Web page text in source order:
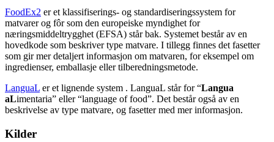
FoodEx2 er et klassifiserings- og standardiseringssystem for
matvarer og fôr som den europeiske myndighet for
næringsmiddeltrygghet (EFSA) står bak. Systemet består av en
hovedkode som beskriver type matvare. I tillegg finnes det fasetter
som gir mer detaljert informasjon om matvaren, for eksempel om
ingredienser, emballasje eller tilberedningsmetode.
LanguaL er et lignende system . LanguaL står for “Langua
aLimentaria” eller “language of food”. Det består også av en
beskrivelse av type matvare, og fasetter med mer informasjon.
Kilder